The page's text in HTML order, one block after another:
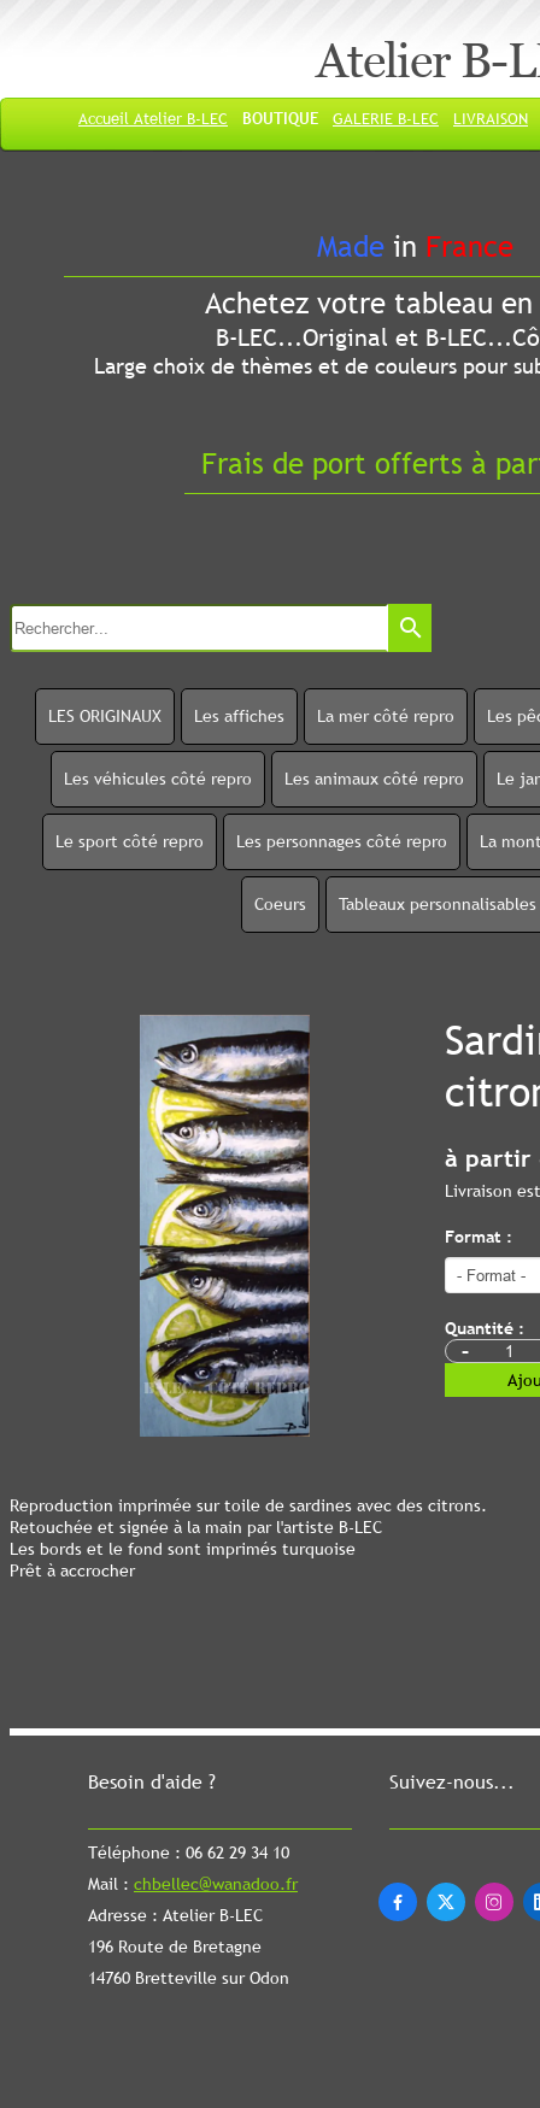
Atelier B-
Accueil Atelier B-LEC BOUTIQUE GALERIE B-LEC LIVRAISON
Besoin d'aide ?
Téléphone : 06 62 29 34 10
Mail : chbellec@wanadoo.fr
Adresse : Atelier B-LEC
196 Route de Bretagne
14760 Bretteville sur Odon
Suivez-nous...
  
Made in France
Achetez votre tableau
B-LEC...Original et B-
Large choix de thèmes et de couleurs pour
Frais de port offerts à
search
LES ORIGINAUX Les affiches La mer côté repro Les
Les véhicules côté repro Les animaux côté repro Le
Le sport côté repro Les personnages côté repro La
Coeurs Tableaux personnalisables
à partir
Livraison
Format :
Quantité :
-
Reproduction imprimée sur toile de sardines avec des citrons.
Retouchée et signée à la main par l'artiste B-LEC
Les bords et le fond sont imprimés turquoise
Prêt à accrocher